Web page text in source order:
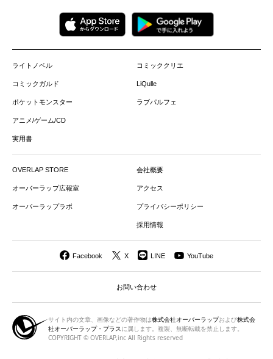
ライトノベル
コミックガルド
ポケットモンスター
アニメ/ゲーム/CD
実用書
コミッククリエ
LiQulle
ラブパルフェ
OVERLAP STORE
オーバーラップ広報室
オーバーラップラボ
会社概要
アクセス
プライバシーポリシー
採用情報
Facebook X LINE YouTube
お問い合わせ
サイト内の文章、画像などの著作物は株式会社オーバーラップおよび株式会
社オーバーラップ・プラス に属します。複製、無断転載を禁止します。
COPYRIGHT © OVERLAP,inc All Rights reserved